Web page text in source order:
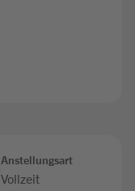
Anstellungsart
Vollzeit